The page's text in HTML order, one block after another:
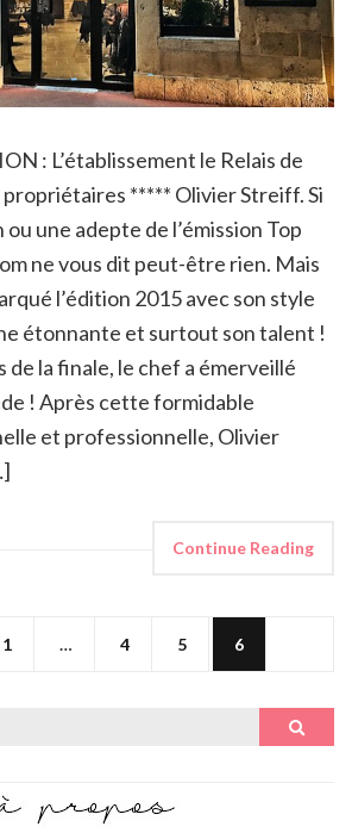
: L’établissement le Relais de
propriétaires ***** Olivier Streiff. Si
ou une adepte de l’émission Top
ne vous dit peut-être rien. Mais
l’édition 2015 avec son style
étonnante et surtout son talent !
de la finale, le chef a émerveillé
! Après cette formidable
et professionnelle, Olivier
Continue Reading
1 … 4 5 6